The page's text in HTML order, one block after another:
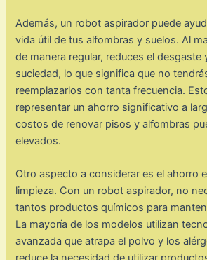
Además, un robot aspirador puede
vida útil de tus alfombras y suelos. Al
de manera regular, reduces el desgaste
suciedad, lo que significa que no
reemplazarlos con tanta frecuencia.
representar un ahorro significativo a
costos de renovar pisos y alfombras
elevados.
Otro aspecto a considerar es el ahorro
limpieza. Con un robot aspirador, no
tantos productos químicos para
La mayoría de los modelos utilizan
avanzada que atrapa el polvo y los